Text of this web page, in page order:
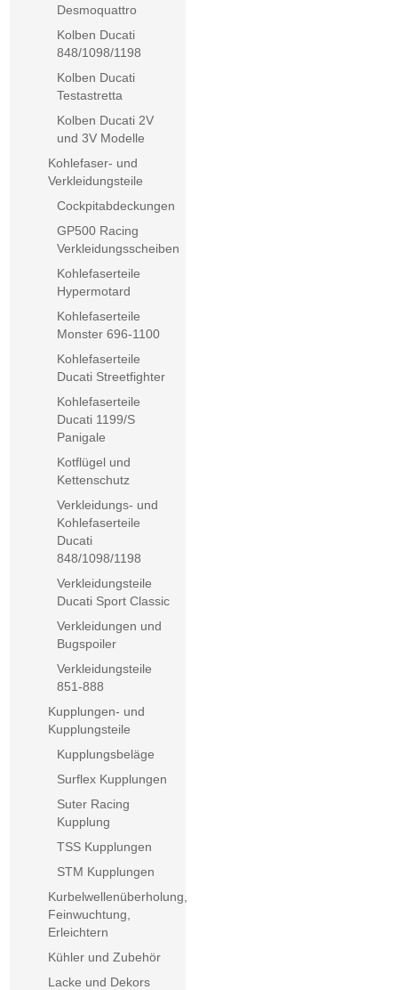
Desmoquattro
Kolben Ducati
848/1098/1198
Kolben Ducati
Testastretta
Kolben Ducati 2V
und 3V Modelle
Kohlefaser- und
Verkleidungsteile
Cockpitabdeckungen
GP500 Racing
Verkleidungsscheiben
Kohlefaserteile
Hypermotard
Kohlefaserteile
Monster 696-1100
Kohlefaserteile
Ducati Streetfighter
Kohlefaserteile
Ducati 1199/S
Panigale
Kotflügel und
Kettenschutz
Verkleidungs- und
Kohlefaserteile
Ducati
848/1098/1198
Verkleidungsteile
Ducati Sport Classic
Verkleidungen und
Bugspoiler
Verkleidungsteile
851-888
Kupplungen- und
Kupplungsteile
Kupplungsbeläge
Surflex Kupplungen
Suter Racing
Kupplung
TSS Kupplungen
STM Kupplungen
Kurbelwellenüberholung,
Feinwuchtung,
Erleichtern
Kühler und Zubehör
Lacke und Dekors